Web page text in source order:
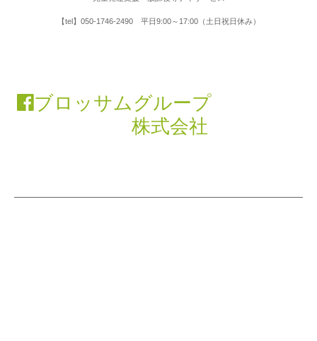
【tel】050-1746-2490 平日9:00～17:00（土日祝日休み）
ブロッサムグループ
株式会社